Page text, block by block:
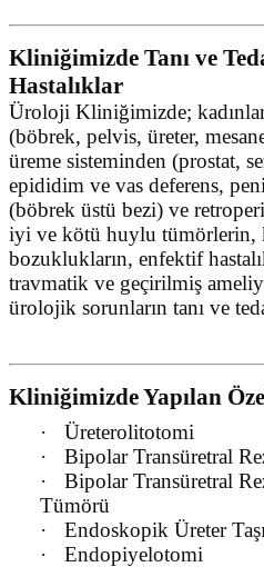
Kliniğimizde Tanı ve
Hastalıklar
Üroloji Kliniğimizde;
(böbrek, pelvis, üreter,
üreme sisteminden (prostat,
epididim ve vas deferens,
(böbrek üstü bezi) ve
iyi ve kötü huylu tümörlerin,
bozuklukların, enfektif
travmatik ve geçirilmiş
ürolojik sorunların tanı ve
Kliniğimizde Yapılan
·
Üreterolitotomi
·
Bipolar Transüretral
·
Bipolar Transüretral
Tümörü
·
Endoskopik Üreter
·
Endopiyelotomi